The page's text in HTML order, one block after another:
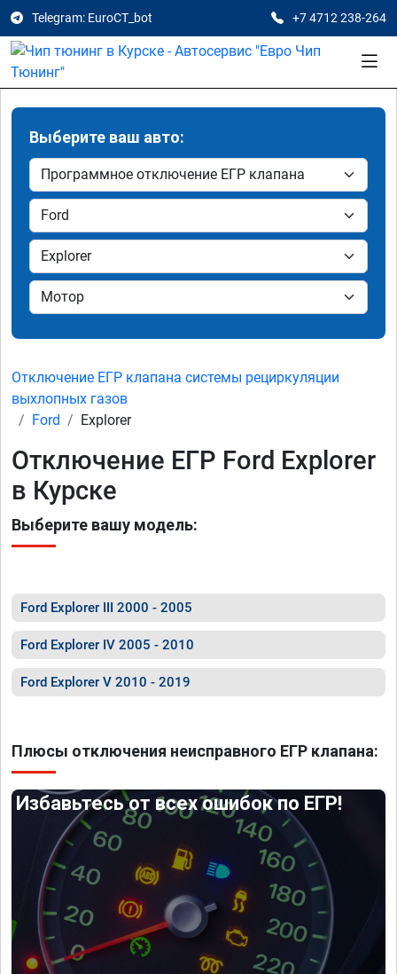
Telegram: EuroCT_bot +7 4712 238-264
Выберите ваш авто:
Отключение ЕГР клапана системы рециркуляции
выхлопных газов
Ford
Explorer
Отключение ЕГР Ford Explorer
в Курске
Выберите вашу модель:
Ford Explorer III 2000 - 2005
Ford Explorer IV 2005 - 2010
Ford Explorer V 2010 - 2019
Плюсы отключения неисправного ЕГР клапана:
Избавьтесь от всех ошибок по ЕГР!